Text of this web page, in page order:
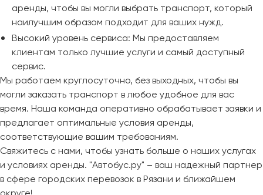
аренды, чтобы вы могли выбрать транспорт, который
наилучшим образом подходит для ваших нужд.
Высокий уровень сервиса: Мы предоставляем
клиентам только лучшие услуги и самый доступный
сервис.
Мы работаем круглосуточно, без выходных, чтобы вы
могли заказать транспорт в любое удобное для вас
время. Наша команда оперативно обрабатывает заявки и
предлагает оптимальные условия аренды,
соответствующие вашим требованиям.
Свяжитесь с нами, чтобы узнать больше о наших услугах
и условиях аренды. "Автобус.ру" – ваш надежный партнер
в сфере городских перевозок в Рязани и ближайшем
Хабаровск
Череповец
Чита
Якутск
Ялта